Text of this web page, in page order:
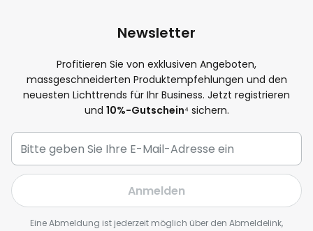
Newsletter
Profitieren Sie von exklusiven Angeboten,
massgeschneiderten Produktempfehlungen und den
neuesten Lichttrends für Ihr Business. Jetzt registrieren
und 10%-Gutschein⁴ sichern.
Anmelden
Eine Abmeldung ist jederzeit möglich über den Abmeldelink,